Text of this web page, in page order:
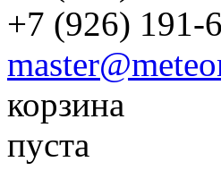
+7 (926) 191-
корзина
пуста